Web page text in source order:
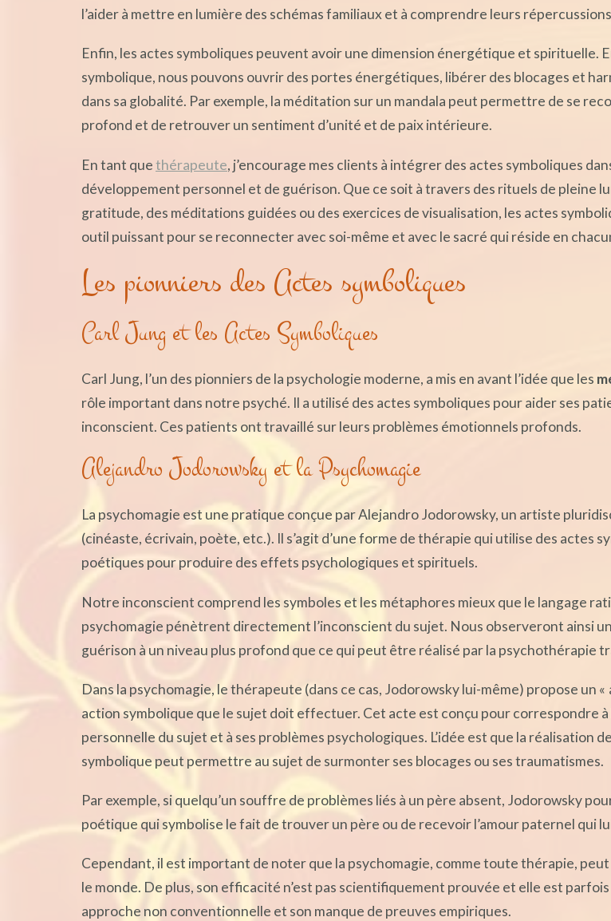
l’aider à mettre en lumière des schémas familiaux et à comprendre leurs
Enfin, les actes symboliques peuvent avoir une dimension énergétique et spirituelle.
symbolique, nous pouvons ouvrir des portes énergétiques, libérer des blocages et
dans sa globalité. Par exemple, la méditation sur un mandala peut permettre de se
profond et de retrouver un sentiment d’unité et de paix intérieure.
En tant quethérapeute, j’encourage mes clients à intégrer des actes symboliques
développement personnel et de guérison. Que ce soit à travers des rituels de pleine
gratitude, des méditations guidées ou des exercices de visualisation, les actes
outil puissant pour se reconnecter avec soi-même et avec le sacré qui réside en
Les pionniers des Actes symboliques
Carl Jung et les Actes Symboliques
Carl Jung, l’un des pionniers de la psychologie moderne, a mis en avant l’idée que les
rôle important dans notre psyché. Il a utilisé des actes symboliques pour aider ses
inconscient. Ces patients ont travaillé sur leurs problèmes émotionnels profonds.
Alejandro Jodorowsky et la Psychomagie
La psychomagie est une pratique conçue par Alejandro Jodorowsky, un artiste
(cinéaste, écrivain, poète, etc.). Il s’agit d’une forme de thérapie qui utilise des actes
poétiques pour produire des effets psychologiques et spirituels.
Notre inconscient comprend les symboles et les métaphores mieux que le langage
psychomagie pénètrent directement l’inconscient du sujet. Nous observeront ainsi
guérison à un niveau plus profond que ce qui peut être réalisé par la psychothérapie
Dans la psychomagie, le thérapeute (dans ce cas, Jodorowsky lui-même) propose un
action symbolique que le sujet doit effectuer. Cet acte est conçu pour correspondre
personnelle du sujet et à ses problèmes psychologiques. L’idée est que la réalisation
symbolique peut permettre au sujet de surmonter ses blocages ou ses traumatismes.
Par exemple, si quelqu’un souffre de problèmes liés à un père absent, Jodorowsky
poétique qui symbolise le fait de trouver un père ou de recevoir l’amour paternel qui
Cependant, il est important de noter que la psychomagie, comme toute thérapie,
le monde. De plus, son efficacité n’est pas scientifiquement prouvée et elle est
approche non conventionnelle et son manque de preuves empiriques.